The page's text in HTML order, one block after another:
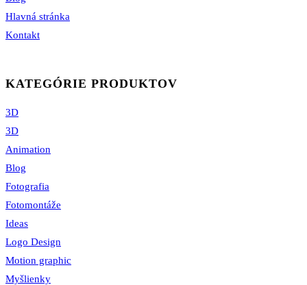
Hlavná stránka
Kontakt
KATEGÓRIE PRODUKTOV
3D
3D
Animation
Blog
Fotografia
Fotomontáže
Ideas
Logo Design
Motion graphic
Myšlienky